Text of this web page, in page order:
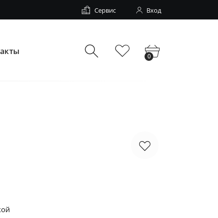
Сервис Вход
0